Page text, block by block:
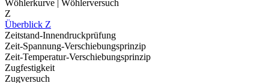
Wöhlerkurve | Wöhlerversuch
Z
Überblick Z
Zeitstand-Innendruckprüfung
Zeit-Spannung-Verschiebungsprinzip
Zeit-Temperatur-Verschiebungsprinzip
Zugfestigkeit
Zugversuch